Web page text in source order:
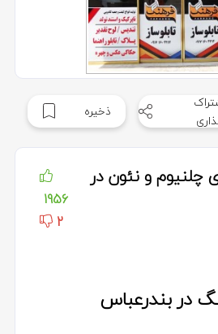
ذخیره
چلنیوم و نئون در
1956
2
در بندرعباس